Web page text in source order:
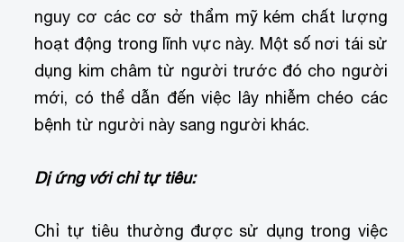
nguy cơ các cơ sở thẩm mỹ kém chất lượng
hoạt động trong lĩnh vực này. Một số nơi tái sử
dụng kim châm từ người trước đó cho người
mới, có thể dẫn đến việc lây nhiễm chéo các
bệnh từ người này sang người khác.
Dị ứng với chỉ tự tiêu:
Chỉ tự tiêu thường được sử dụng trong việc